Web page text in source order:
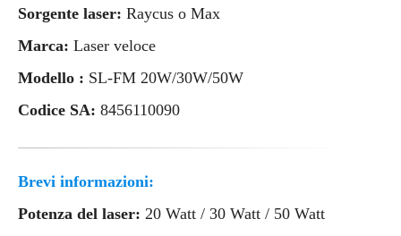
Sorgente laser: Raycus o Max
Marca: Laser veloce
Modello : SL-FM 20W/30W/50W
Codice SA: 8456110090
Brevi informazioni:
Potenza del laser: 20 Watt / 30 Watt / 50 Watt